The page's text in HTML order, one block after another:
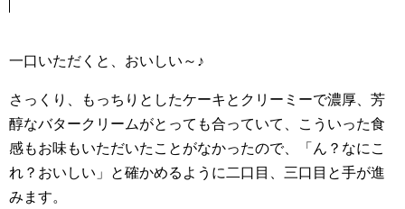
一口いただくと、おいしい～♪
さっくり、もっちりとしたケーキとクリーミーで濃厚、芳
醇なバタークリームがとっても合っていて、こういった食
感もお味もいただいたことがなかったので、「ん？なにこ
れ？おいしい」と確かめるように二口目、三口目と手が進
みます。